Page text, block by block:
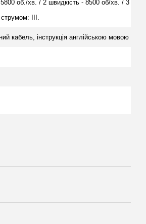
об./хв. / 2 швидкість - 8500 об/хв. / 3
струмом: III.
кабель, інструкція англійською мовою